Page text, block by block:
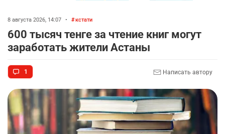
8 августа 2026, 14:07 • кстати
600 тысяч тенге за чтение книг могут
заработать жители Астаны
1 Написать автору